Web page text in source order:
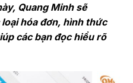
Quang Minh sẽ
hóa đơn, hình thức
các bạn đọc hiểu rõ